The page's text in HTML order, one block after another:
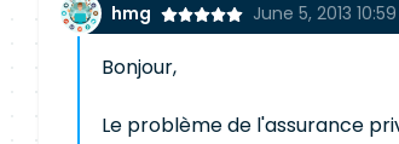
hmg June 5, 2013
Bonjour,
Le problème de l'assurance